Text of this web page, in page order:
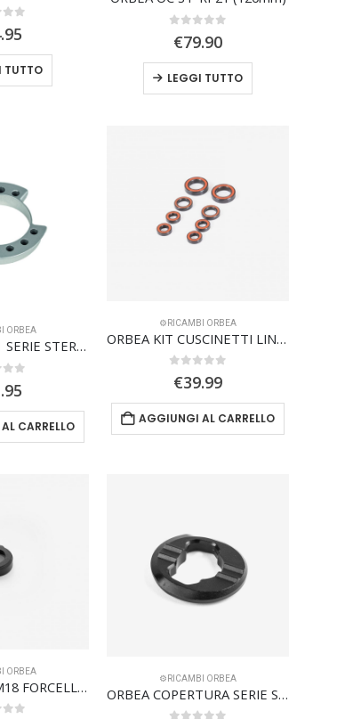
TUTTO
€79.90
LEGGI TUTTO
ORBEA
ORBEA HS02-01 SERIE STERZO 1-1/8 ANELLO DI COMPRESSIONE
CARRELLO
⚙️RICAMBI ORBEA
ORBEA KIT CUSCINETTI LINKAGE f. sosp. 20
€39.99
AGGIUNGI AL CARRELLO
ORBEA
ORBEA DADO M18 FORCELLA DERAGLIATORE X12 STRADA ⚙️RICAMBI ORBEA
ORBEA COPERTURA SERIE STERZO SPINBLOCK HS02-15 REGULAR STACK